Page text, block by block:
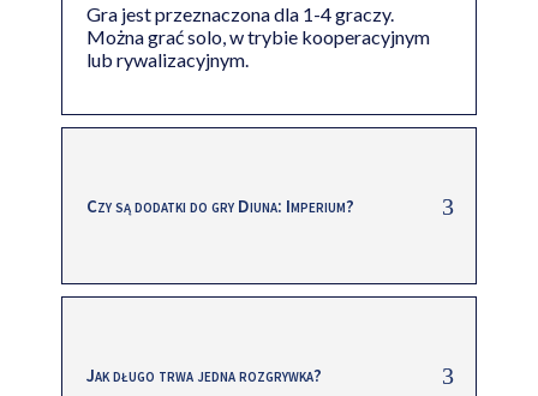
Gra jest przeznaczona dla 1-4 graczy.
Można grać solo, w trybie kooperacyjnym
lub rywalizacyjnym.
Czy są dodatki do gry Diuna: Imperium?
Jak długo trwa jedna rozgrywka?